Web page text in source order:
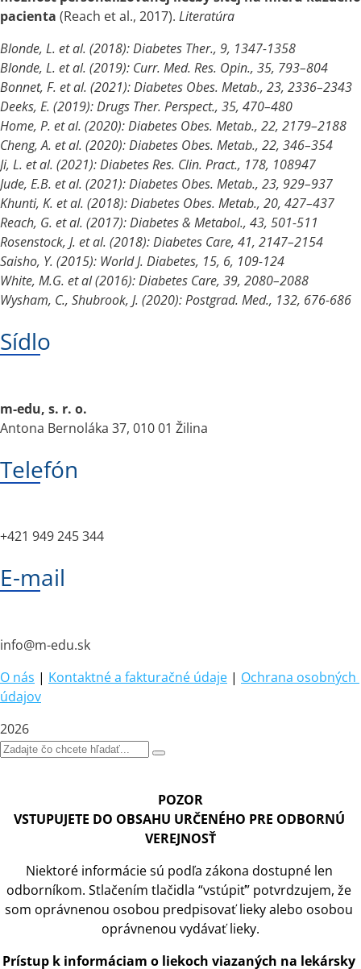
pacienta (Reach et al., 2017). Literatúra
Blonde, L. et al. (2018): Diabetes Ther., 9, 1347-1358
Blonde, L. et al. (2019): Curr. Med. Res. Opin., 35, 793–804
Bonnet, F. et al. (2021): Diabetes Obes. Metab., 23, 2336–2343
Deeks, E. (2019): Drugs Ther. Perspect., 35, 470–480
Home, P. et al. (2020): Diabetes Obes. Metab., 22, 2179–2188
Cheng, A. et al. (2020): Diabetes Obes. Metab., 22, 346–354
Ji, L. et al. (2021): Diabetes Res. Clin. Pract., 178, 108947
Jude, E.B. et al. (2021): Diabetes Obes. Metab., 23, 929–937
Khunti, K. et al. (2018): Diabetes Obes. Metab., 20, 427–437
Reach, G. et al. (2017): Diabetes & Metabol., 43, 501-511
Rosenstock, J. et al. (2018): Diabetes Care, 41, 2147–2154
Saisho, Y. (2015): World J. Diabetes, 15, 6, 109-124
White, M.G. et al (2016): Diabetes Care, 39, 2080–2088
Wysham, C., Shubrook, J. (2020): Postgrad. Med., 132, 676-686
Sídlo
m-edu, s. r. o.
Antona Bernoláka 37, 010 01 Žilina
Telefón
+421 949 245 344
E-mail
info@m-edu.sk
O nás | Kontaktné a fakturačné údaje | Ochrana osobných
údajov
2026
POZOR
VSTUPUJETE DO OBSAHU URČENÉHO PRE ODBORNÚ
VEREJNOSŤ
Niektoré informácie sú podľa zákona dostupné len
odborníkom. Stlačením tlačidla “vstúpiť” potvrdzujem, že
som oprávnenou osobou predpisovať lieky alebo osobou
oprávnenou vydávať lieky.
Prístup k informáciam o liekoch viazaných na lekársky